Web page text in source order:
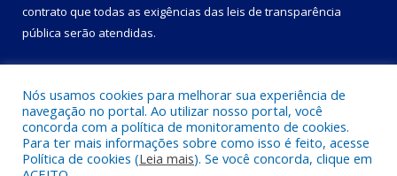
contrato que todas as exigências das leis de transparência
pública serão atendidas.
Todos os direitos reservados a Câmara Municipal de Primavera.
Nós usamos cookies para melhorar sua experiência de
navegação no portal. Ao utilizar nosso portal, você
concorda com a política de monitoramento de cookies.
Para ter mais informações sobre como isso é feito, acesse
Política de cookies (Leia mais). Se você concorda, clique em